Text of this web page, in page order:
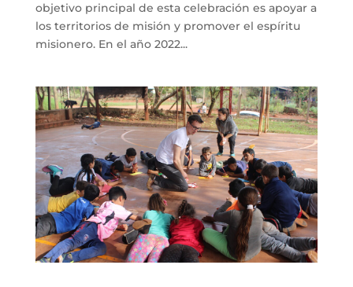
objetivo principal de esta celebración es apoyar a
los territorios de misión y promover el espíritu
misionero. En el año 2022...